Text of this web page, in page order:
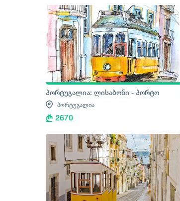
პორტუგალია: ლისაბონი - პორტო
პორტუგალია
2670